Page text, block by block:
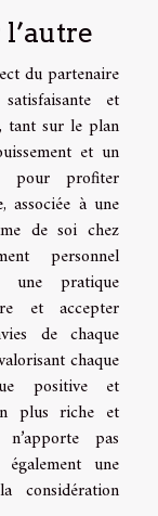
du partenaire
et
tant sur le plan
et un
pour profiter
associée à une
de soi chez
personnel
une pratique
et accepter
de chaque
chaque
positive et
plus riche et
pas
une
considération